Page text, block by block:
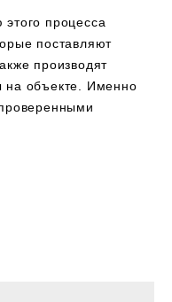
процесса
поставляют
производят
на объекте. Именно